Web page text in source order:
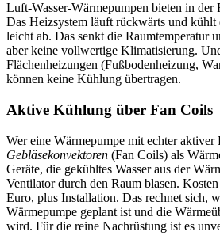
Luft-Wasser-Wärmepumpen bieten in der
Das Heizsystem läuft rückwärts und kühlt
leicht ab. Das senkt die Raumtemperatur
aber keine vollwertige Klimatisierung.
Flächenheizungen (Fußbodenheizung,
können keine Kühlung übertragen.
Aktive Kühlung über Fan Coils
Wer eine Wärmepumpe mit echter
Gebläsekonvektoren (Fan Coils) als
Geräte, die gekühltes Wasser aus der
Ventilator durch den Raum blasen.
Euro, plus Installation. Das rechnet sich,
Wärmepumpe geplant ist und die
wird. Für die reine Nachrüstung ist es